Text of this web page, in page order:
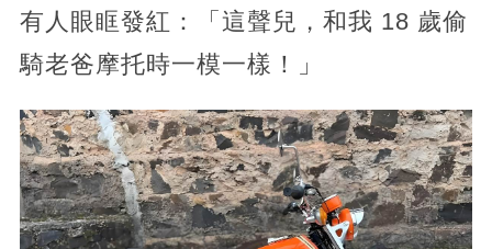
有人眼眶發紅：「這聲兒，和我 18 歲偷
騎老爸摩托時一模一樣！」